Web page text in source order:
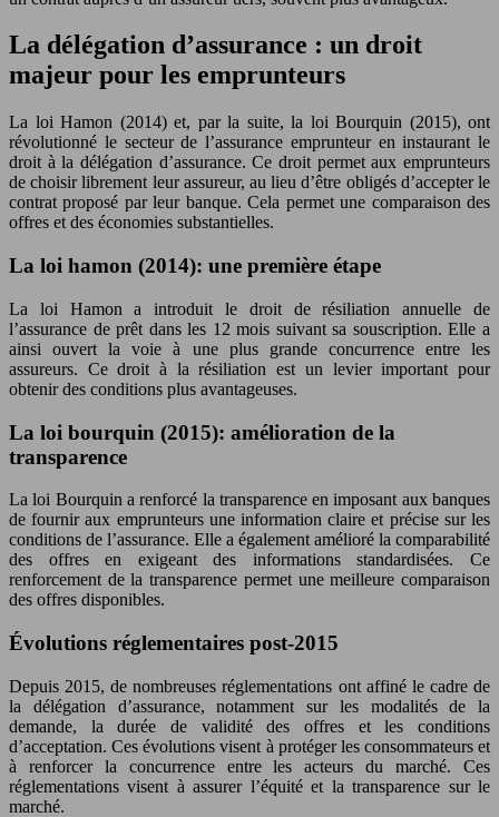
La délégation d’assurance : un droit
majeur pour les emprunteurs
La loi Hamon (2014) et, par la suite, la loi Bourquin (2015), ont
révolutionné le secteur de l’assurance emprunteur en instaurant le
droit à la délégation d’assurance. Ce droit permet aux emprunteurs
de choisir librement leur assureur, au lieu d’être obligés d’accepter le
contrat proposé par leur banque. Cela permet une comparaison des
offres et des économies substantielles.
La loi hamon (2014): une première étape
La loi Hamon a introduit le droit de résiliation annuelle de
l’assurance de prêt dans les 12 mois suivant sa souscription. Elle a
ainsi ouvert la voie à une plus grande concurrence entre les
assureurs. Ce droit à la résiliation est un levier important pour
obtenir des conditions plus avantageuses.
La loi bourquin (2015): amélioration de la
transparence
La loi Bourquin a renforcé la transparence en imposant aux banques
de fournir aux emprunteurs une information claire et précise sur les
conditions de l’assurance. Elle a également amélioré la comparabilité
des offres en exigeant des informations standardisées. Ce
renforcement de la transparence permet une meilleure comparaison
des offres disponibles.
Évolutions réglementaires post-2015
Depuis 2015, de nombreuses réglementations ont affiné le cadre de
la délégation d’assurance, notamment sur les modalités de la
demande, la durée de validité des offres et les conditions
d’acceptation. Ces évolutions visent à protéger les consommateurs et
à renforcer la concurrence entre les acteurs du marché. Ces
réglementations visent à assurer l’équité et la transparence sur le
marché.